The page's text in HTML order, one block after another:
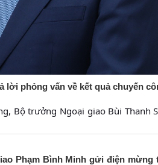
phỏng vấn về kết quả chuyến
Bộ trưởng Ngoại giao Bùi Thanh
Phạm Bình Minh gửi điện